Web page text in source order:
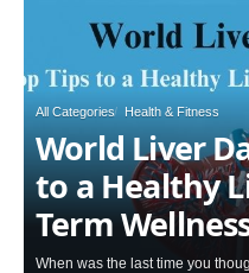
All Categories Health & Fitness
World Liver
to a Healthy
Term
When was the last time you